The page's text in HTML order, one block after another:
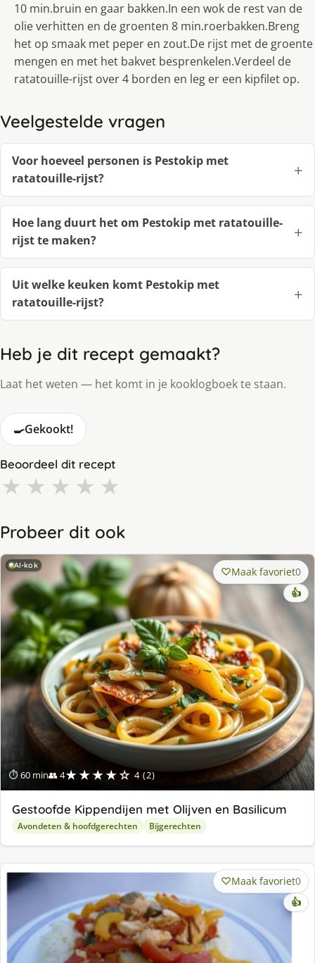
10 min.bruin en gaar bakken.In een wok de rest van de
olie verhitten en de groenten 8 min.roerbakken.Breng
het op smaak met peper en zout.De rijst met de groente
mengen en met het bakvet besprenkelen.Verdeel de
ratatouille-rijst over 4 borden en leg er een kipfilet op.
Veelgestelde vragen
Voor hoeveel personen is Pestokip met
ratatouille-rijst?
Hoe lang duurt het om Pestokip met ratatouille-
rijst te maken?
Uit welke keuken komt Pestokip met
ratatouille-rijst?
Heb je dit recept gemaakt?
Laat het weten — het komt in je kooklogboek te staan.
🍳Gekookt!
Beoordeel dit recept
★ ★ ★ ★ ★
Probeer dit ook
AI-kok
⏱ 60 min👥 4★★★★☆ 4 (2)
Maak favoriet0
👍
Gestoofde Kippendijen met Olijven en Basilicum
Avondeten & hoofdgerechten Bijgerechten
Maak favoriet0
👍